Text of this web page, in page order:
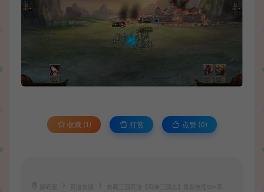
收藏 (1) 打赏 点赞 (0)
页游资源 典藏三国页游【凤神三国志】最新整理Win系